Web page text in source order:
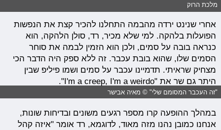
מלכת הרוק
אחרי שנינט ירדה מהבמה התחלנו להכיר קצת את הנפשות
הפועלות בלהקה. למי שלא מכיר, רד, סולן הלהקה, הוא
כנראה בובה על סמים, ולכן הוא הזמין לבמה את סוחר
הסמים שלו, שהוא בובת עכבר. זה ללא ספק היה הדבר הכי
מצחיק שראיתי. תדמיינו עכבר על סמים ושמו פיליפ שבין
היתר גם שר את "I'm a creep, I'm a weirdo".
"זה העכבר המסומם שלי" © מאיה אבישר
במהלך ההופעה קרו מספר רגעים משונים ובדיחות שונות,
אנחנו כמובן נהנו מזה מאוד, לדוגמא, רד אומר "איזה קהל